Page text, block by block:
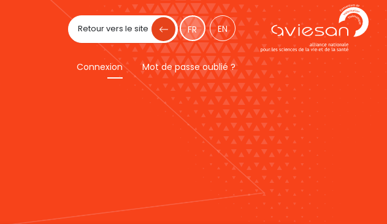
Retour vers le site FR EN
Connexion Mot de passe oublié ?